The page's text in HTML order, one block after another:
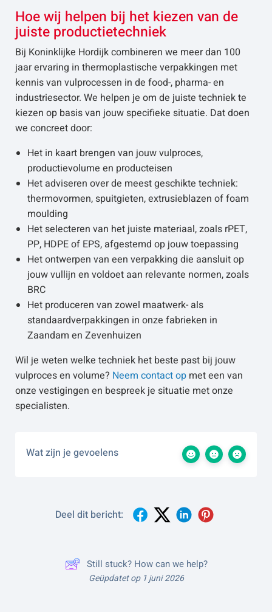
Hoe wij helpen bij het kiezen van de
juiste productietechniek
Bij Koninklijke Hordijk combineren we meer dan 100
jaar ervaring in thermoplastische verpakkingen met
kennis van vulprocessen in de food-, pharma- en
industriesector. We helpen je om de juiste techniek te
kiezen op basis van jouw specifieke situatie. Dat doen
we concreet door:
Het in kaart brengen van jouw vulproces,
productievolume en producteisen
Het adviseren over de meest geschikte techniek:
thermovormen, spuitgieten, extrusieblazen of foam
moulding
Het selecteren van het juiste materiaal, zoals rPET,
PP, HDPE of EPS, afgestemd op jouw toepassing
Het ontwerpen van een verpakking die aansluit op
jouw vullijn en voldoet aan relevante normen, zoals
BRC
Het produceren van zowel maatwerk- als
standaardverpakkingen in onze fabrieken in
Zaandam en Zevenhuizen
Wil je weten welke techniek het beste past bij jouw
vulproces en volume? Neem contact op met een van
onze vestigingen en bespreek je situatie met onze
specialisten.
Wat zijn je gevoelens
Deel dit bericht:
Still stuck? How can we help?
Geüpdatet op 1 juni 2026